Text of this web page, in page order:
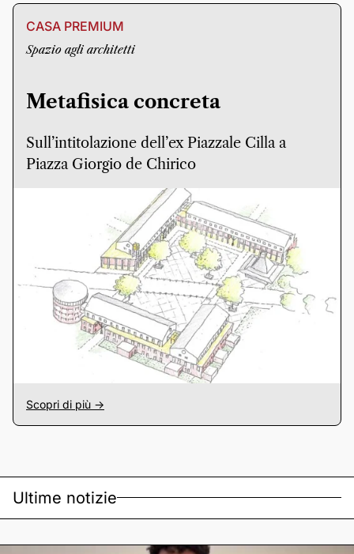
CASA PREMIUM
Spazio agli architetti
Metafisica concreta
Sull’intitolazione dell’ex Piazzale Cilla a
Piazza Giorgio de Chirico
Scopri di più ->
Ultime notizie